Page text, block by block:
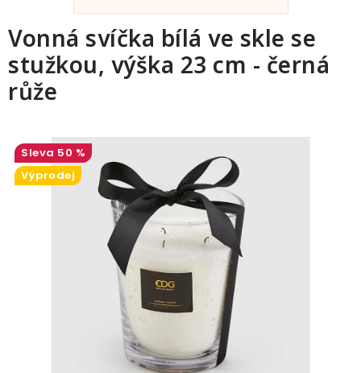
Vonná svíčka bílá ve skle se
stužkou, výška 23 cm - černá
růže
50 %
Výprodej